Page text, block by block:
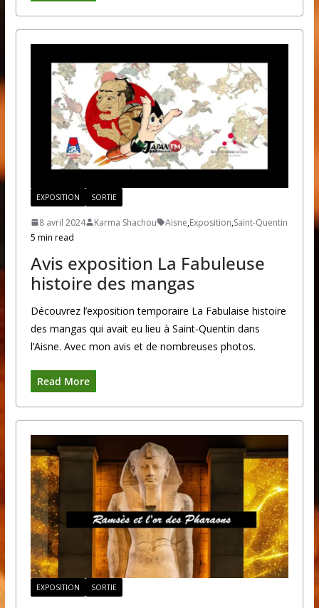
EXPOSITION SORTIE
8 avril 2024 Karma Shachou Aisne,Exposition,Saint-Quentin
5 min read
Avis exposition La Fabuleuse
histoire des mangas
Découvrez l’exposition temporaire La Fabulaise histoire
des mangas qui avait eu lieu à Saint-Quentin dans
l’Aisne. Avec mon avis et de nombreuses photos.
Read More
EXPOSITION SORTIE